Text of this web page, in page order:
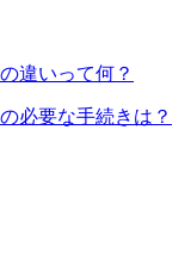
違いって何？
必要な手続きは？